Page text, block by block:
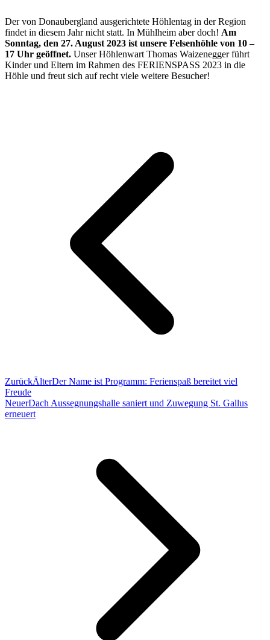
Der von Donaubergland ausgerichtete Höhlentag in der Region
findet in diesem Jahr nicht statt. In Mühlheim aber doch! Am
Sonntag, den 27. August 2023 ist unsere Felsenhöhle von 10 –
17 Uhr geöffnet. Unser Höhlenwart Thomas Waizenegger führt
Kinder und Eltern im Rahmen des FERIENSPASS 2023 in die
Höhle und freut sich auf recht viele weitere Besucher!
ZurückÄlterDer Name ist Programm: Ferienspaß bereitet viel
Freude
NeuerDach Aussegnungshalle saniert und Zuwegung St. Gallus
erneuert